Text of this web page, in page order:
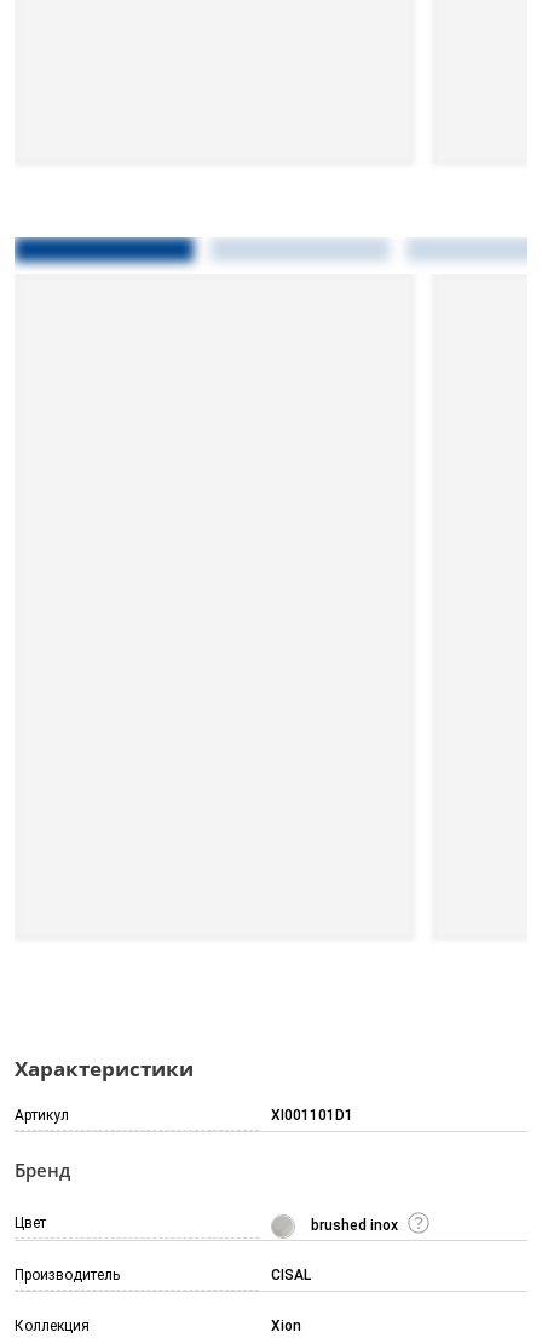
Характеристики
Артикул XI001101D1
Бренд
Цвет brushed inox
Производитель CISAL
Коллекция Xion